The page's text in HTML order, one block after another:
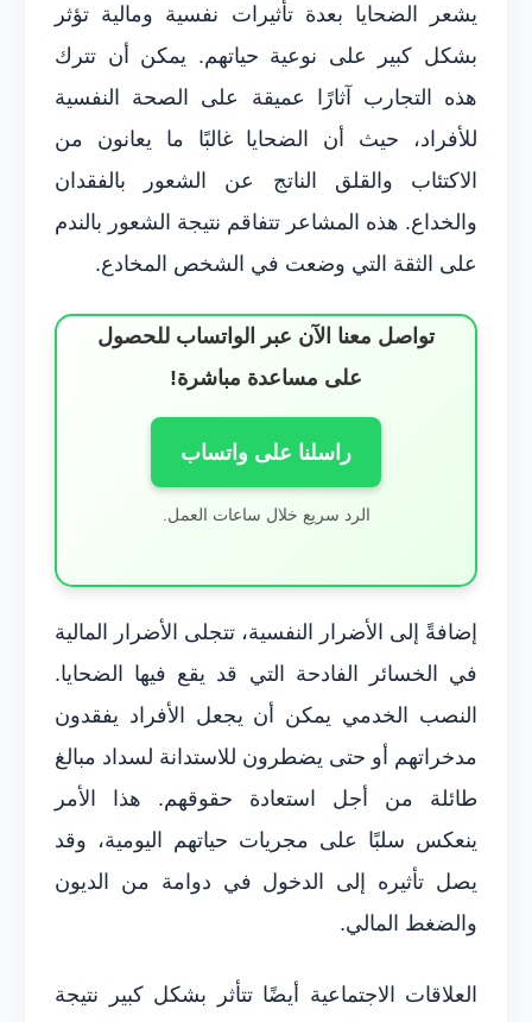
يشعر الضحايا بعدة تأثيرات نفسية ومالية تؤثر
بشكل كبير على نوعية حياتهم. يمكن أن تترك
هذه التجارب آثارًا عميقة على الصحة النفسية
للأفراد، حيث أن الضحايا غالبًا ما يعانون من
الاكتئاب والقلق الناتج عن الشعور بالفقدان
والخداع. هذه المشاعر تتفاقم نتيجة الشعور بالندم
على الثقة التي وضعت في الشخص المخادع.
تواصل معنا الآن عبر الواتساب للحصول
على مساعدة مباشرة!
راسلنا على واتساب
الرد سريع خلال ساعات العمل.
إضافةً إلى الأضرار النفسية، تتجلى الأضرار المالية
في الخسائر الفادحة التي قد يقع فيها الضحايا.
النصب الخدمي يمكن أن يجعل الأفراد يفقدون
مدخراتهم أو حتى يضطرون للاستدانة لسداد مبالغ
طائلة من أجل استعادة حقوقهم. هذا الأمر
ينعكس سلبًا على مجريات حياتهم اليومية، وقد
يصل تأثيره إلى الدخول في دوامة من الديون
والضغط المالي.
العلاقات الاجتماعية أيضًا تتأثر بشكل كبير نتيجة